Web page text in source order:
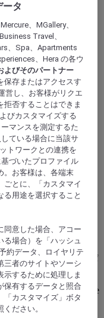
into the fairgrounds of
Center and is
Center. The 4-star
Iduna Park, the home
by green space.
comfort for
タ
、MGallery、
Travel、
、Spa、Apartments
、Hera の各ウ
よびそのパートナー
保存またはアクセスす
営し、お客様がリクエ
拒否することはできま
びカスタマイズする
マンスを測定するた
ている場合に当該サ
トワークとの連携を
づいたプロファイル
。お客様は、各端末
ごとに、「カスタマイ
る用途を選択すること
同意した場合、アコー
る場合）を「ハッシュ
約データ、ロイヤリテ
三者のサイトやソーシ
示するために処理しま
保有するデータと照合
「カスタマイズ」ボタ
ださい。